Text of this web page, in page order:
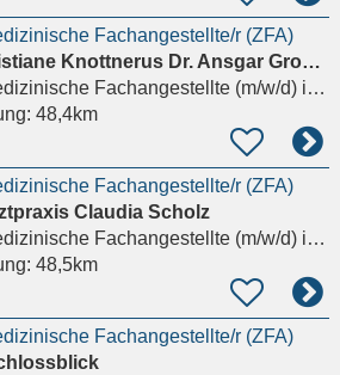
Fachangestellte/r (ZFA)
Dr. Christiane Knottnerus Dr. Ansgar Gross Fachzahnärzte für Kieferorthopädie
Fachangestellte (m/w/d)in Schwerin
48,4km
Fachangestellte/r (ZFA)
Claudia Scholz
Fachangestellte (m/w/d)in Schwerin
48,5km
Fachangestellte/r (ZFA)